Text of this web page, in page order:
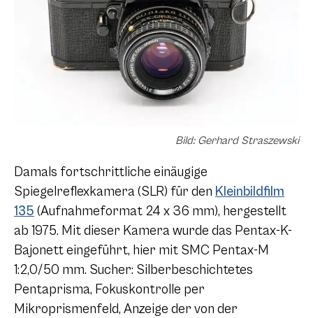
Bild: Gerhard Straszewski
Damals fortschrittliche einäugige
Spiegelreflexkamera (SLR) für den Kleinbildfilm
135 (Aufnahmeformat 24 x 36 mm), hergestellt
ab 1975. Mit dieser Kamera wurde das Pentax-K-
Bajonett eingeführt, hier mit SMC Pentax-M
1:2,0/50 mm. Sucher: Silberbeschichtetes
Pentaprisma, Fokuskontrolle per
Mikroprismenfeld, Anzeige der von der